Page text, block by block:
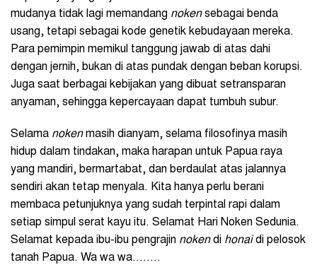
mudanya tidak lagi memandang nokensebagai benda
usang, tetapi sebagai kode genetik kebudayaan mereka.
Para pemimpin memikul tanggung jawab di atas dahi
dengan jernih, bukan di atas pundak dengan beban korupsi.
Juga saat berbagai kebijakan yang dibuat setransparan
anyaman, sehingga kepercayaan dapat tumbuh subur.
Selama nokenmasih dianyam, selama filosofinya masih
hidup dalam tindakan, maka harapan untuk Papua raya
yang mandiri, bermartabat, dan berdaulat atas jalannya
sendiri akan tetap menyala. Kita hanya perlu berani
membaca petunjuknya yang sudah terpintal rapi dalam
setiap simpul serat kayu itu. Selamat Hari Noken Sedunia.
Selamat kepada ibu-ibu pengrajin nokendi honaidi pelosok
tanah Papua. Wa wa wa……..